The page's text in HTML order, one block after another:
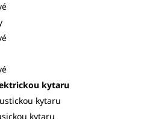
kytaru
kytaru
kytaru
STRINGS - 10-46
KYTARU